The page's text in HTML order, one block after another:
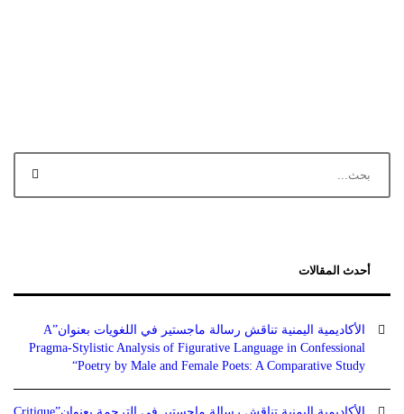
أحدث المقالات
الأكاديمية اليمنية تناقش رسالة ماجستير في اللغويات بعنوان”A
Pragma-Stylistic Analysis of Figurative Language in Confessional
Poetry by Male and Female Poets: A Comparative Study“